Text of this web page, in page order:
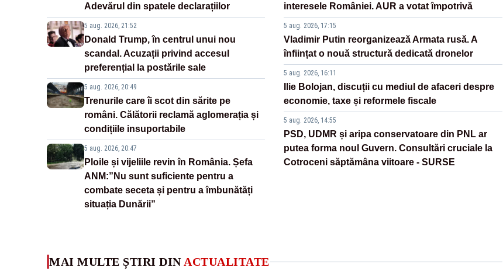
Adevărul din spatele declarațiilor
5 aug. 2026, 21:52
Donald Trump, în centrul unui nou
scandal. Acuzații privind accesul
preferențial la postările sale
5 aug. 2026, 20:49
Trenurile care îi scot din sărite pe
români. Călătorii reclamă aglomerația și
condițiile insuportabile
5 aug. 2026, 20:47
Ploile și vijeliile revin în România. Șefa
ANM:”Nu sunt suficiente pentru a
combate seceta și pentru a îmbunătăți
situația Dunării”
interesele României. AUR a votat împotrivă
5 aug. 2026, 17:15
Vladimir Putin reorganizează Armata rusă. A
înființat o nouă structură dedicată dronelor
5 aug. 2026, 16:11
Ilie Bolojan, discuții cu mediul de afaceri despre
economie, taxe și reformele fiscale
5 aug. 2026, 14:55
PSD, UDMR și aripa conservatoare din PNL ar
putea forma noul Guvern. Consultări cruciale la
Cotroceni săptămâna viitoare - SURSE
MAI MULTE ȘTIRI DIN ACTUALITATE